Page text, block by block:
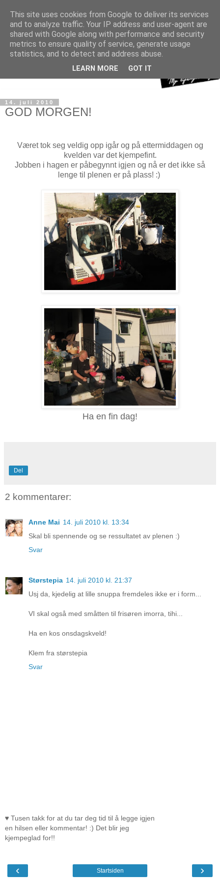
14. juli 2010
GOD MORGEN!
Været tok seg veldig opp igår og på ettermiddagen og
kvelden var det kjempefint.
Jobben i hagen er påbegynnt igjen og nå er det ikke så
lenge til plenen er på plass! :)
Ha en fin dag!
Del
2 kommentarer:
Anne Mai 14. juli 2010 kl. 13:34
Skal bli spennende og se ressultatet av plenen :)
Svar
Størstepia 14. juli 2010 kl. 21:37
Usj da, kjedelig at lille snuppa fremdeles ikke er i form...
VI skal også med småtten til frisøren imorra, tihi...
Ha en kos onsdagskveld!
Klem fra størstepia
Svar
♥ Tusen takk for at du tar deg tid til å legge igjen
en hilsen eller kommentar! :) Det blir jeg
kjempeglad for!!
‹ ›
Startsiden
This site uses cookies from Google to deliver its services
and to analyze traffic. Your IP address and user-agent are
shared with Google along with performance and security
metrics to ensure quality of service, generate usage
statistics, and to detect and address abuse.
LEARN MORE GOT IT